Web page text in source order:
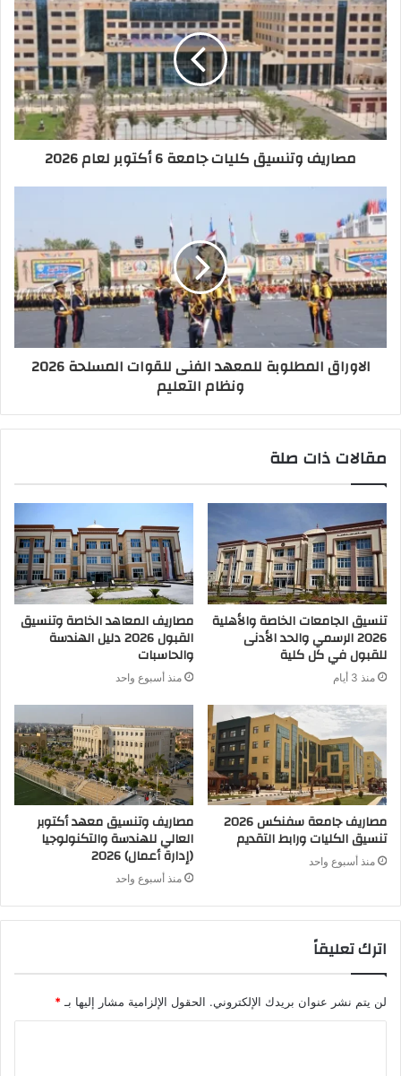
مصاريف وتنسيق كليات جامعة 6 أكتوبر لعام 2026
الاوراق المطلوبة للمعهد الفنى للقوات المسلحة 2026
ونظام التعليم
مقالات ذات صلة
تنسيق الجامعات الخاصة والأهلية
2026 الرسمي والحد الأدنى
للقبول في كل كلية
منذ 3 أيام
مصاريف المعاهد الخاصة وتنسيق
القبول 2026 دليل الهندسة
والحاسبات
منذ أسبوع واحد
مصاريف جامعة سفنكس 2026
تنسيق الكليات ورابط التقديم
منذ أسبوع واحد
مصاريف وتنسيق معهد أكتوبر
العالي للهندسة والتكنولوجيا
(إدارة أعمال) 2026
منذ أسبوع واحد
اترك تعليقاً
لن يتم نشر عنوان بريدك الإلكتروني. الحقول الإلزامية مشار إليها بـ*